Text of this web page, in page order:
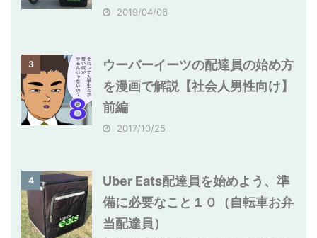
2019/04/06
3
ウーバーイーツの配達員の始め方
を漫画で解説【社会人男性向け】
前編
2017/10/25
4
Uber Eats配達員を始めよう、準
備に必要なこと１０（自転車お弁
当配達員）